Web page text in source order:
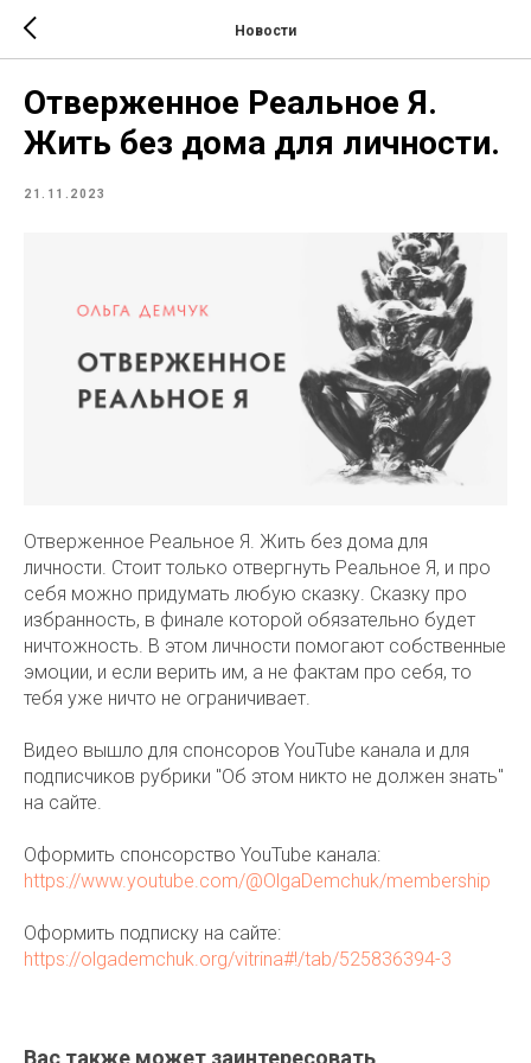
Новости
Отверженное Реальное Я.
Жить без дома для личности.
21.11.2023
Отверженное Реальное Я. Жить без дома для
личности. Стоит только отвергнуть Реальное Я, и про
себя можно придумать любую сказку. Сказку про
избранность, в финале которой обязательно будет
ничтожность. В этом личности помогают собственные
эмоции, и если верить им, а не фактам про себя, то
тебя уже ничто не ограничивает.
Видео вышло для спонсоров YouTube канала и для
подписчиков рубрики "Об этом никто не должен знать"
на сайте.
Оформить спонсорство YouTube канала:
https://www.youtube.com/@OlgaDemchuk/membership
Оформить подписку на сайте:
https://olgademchuk.org/vitrina#!/tab/525836394-3
Вас также может заинтересовать